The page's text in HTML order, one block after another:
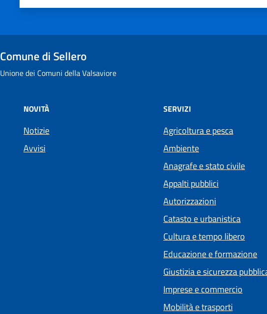
Comune di Sellero
Unione dei Comuni della Valsaviore
NOVITÀ
Notizie
Avvisi
SERVIZI
Agricoltura e pesca
Ambiente
Anagrafe e stato civile
Appalti pubblici
Autorizzazioni
Catasto e urbanistica
Cultura e tempo libero
Educazione e formazione
Giustizia e sicurezza
Imprese e commercio
Mobilità e trasporti